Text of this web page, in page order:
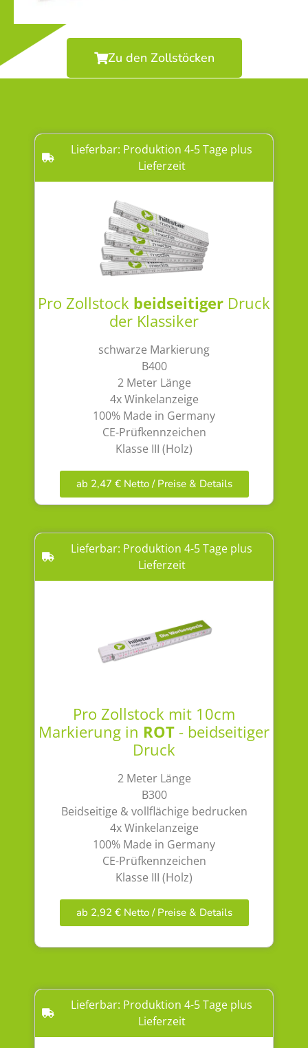
Zu den Zollstöcken
Lieferbar: Produktion 4-5 Tage plus
Lieferzeit
Pro Zollstock beidseitiger Druck
der Klassiker
schwarze Markierung
B400
2 Meter Länge
4x Winkelanzeige
100% Made in Germany
CE-Prüfkennzeichen
Klasse III (Holz)
ab 2,47 € Netto / Preise & Details
Lieferbar: Produktion 4-5 Tage plus
Lieferzeit
Pro Zollstock mit 10cm
Markierung in ROT- beidseitiger
Druck
2 Meter Länge
B300
Beidseitige & vollflächige bedrucken
4x Winkelanzeige
100% Made in Germany
CE-Prüfkennzeichen
Klasse III (Holz)
ab 2,92 € Netto / Preise & Details
Lieferbar: Produktion 4-5 Tage plus
Lieferzeit